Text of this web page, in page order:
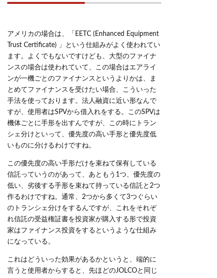
アメリカの場合は、「EETC (Enhanced Equipment
Trust Certificate) 」という仕組みがよく使われてい
ます。よくでもないですけども、大型のファイナ
ンスの場合は使われていて、この場合はエアライ
ンが一機ごとのファイナンスというよりかは、ま
とめてファイナンスを受けたい場合、こういった
手法を使っております。法人融資に近い形なんで
すが、使用者はSPVから借入れをする。このSPVは
機体ごとに手形を出すんですが、この時にトラン
シェ分けといって、優先度の高い手形と優先度低
いものに分けるわけですね。
この優先度の高い手形だけを束ねて保有している
信託っていうのがあって、あともう1つ、優先度の
低い、劣後する手形を束ねて持っている信託と2つ
作るわけですね。通常、2つから多くて3つぐらい
のトランシェ分けをするんですが、これをそれぞ
れ信託の受益権証書を投資家が購入する形で投資
家はファイナンス投資をするというような仕組み
になっている。
これはどういった効果があるかというと、端的に
言うと使用者からすると、先ほどのJOLCOと同じ